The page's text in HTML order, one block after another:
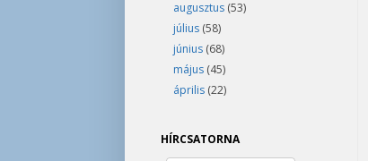
augusztus (53)
július (58)
június (68)
május (45)
április (22)
HÍRCSATORNA